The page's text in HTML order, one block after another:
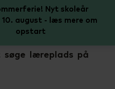
læreplads på
Nyt skoleår
10. august - læs mere om
opstart